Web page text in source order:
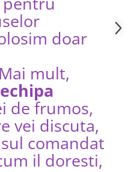
doar
Mai mult,
de frumos,
vei discuta,
comandat
il doresti,